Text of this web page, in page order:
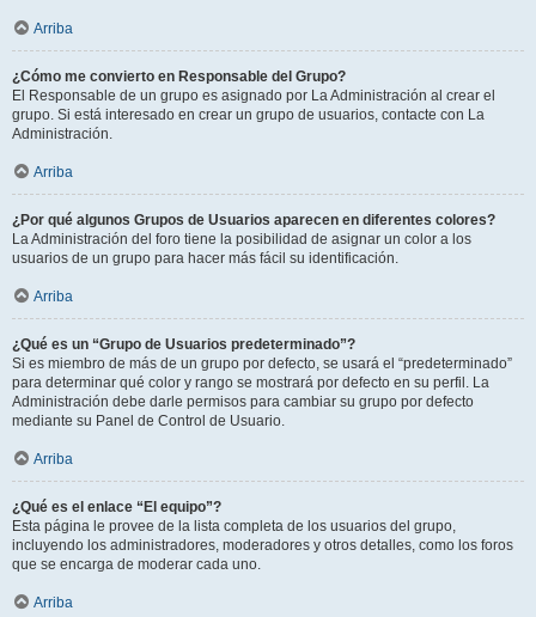
Arriba
¿Cómo me convierto en Responsable del Grupo?
El Responsable de un grupo es asignado por La Administración al crear el
grupo. Si está interesado en crear un grupo de usuarios, contacte con La
Administración.
Arriba
¿Por qué algunos Grupos de Usuarios aparecen en diferentes colores?
La Administración del foro tiene la posibilidad de asignar un color a los
usuarios de un grupo para hacer más fácil su identificación.
Arriba
¿Qué es un “Grupo de Usuarios predeterminado”?
Si es miembro de más de un grupo por defecto, se usará el “predeterminado”
para determinar qué color y rango se mostrará por defecto en su perfil. La
Administración debe darle permisos para cambiar su grupo por defecto
mediante su Panel de Control de Usuario.
Arriba
¿Qué es el enlace “El equipo”?
Esta página le provee de la lista completa de los usuarios del grupo,
incluyendo los administradores, moderadores y otros detalles, como los foros
que se encarga de moderar cada uno.
Arriba